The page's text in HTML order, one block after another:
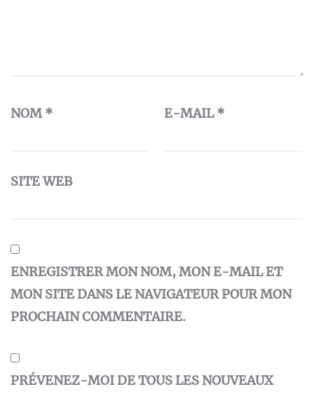
NOM* E-MAIL*
SITE WEB
ENREGISTRER MON NOM, MON E-MAIL ET
MON SITE DANS LE NAVIGATEUR POUR MON
PROCHAIN COMMENTAIRE.
PRÉVENEZ-MOI DE TOUS LES NOUVEAUX